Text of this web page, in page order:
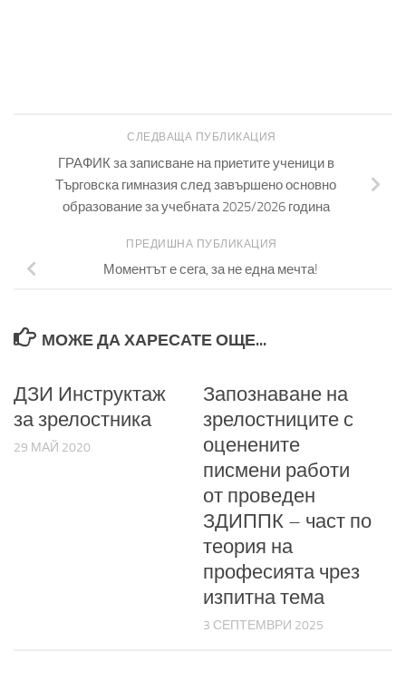
СЛЕДВАЩА ПУБЛИКАЦИЯ
ГРАФИК за записване на приетите ученици в
Търговска гимназия след завършено основно
образование за учебната 2025/2026 година
ПРЕДИШНА ПУБЛИКАЦИЯ
Моментът е сега, за не една мечта!
МОЖЕ ДА ХАРЕСАТЕ ОЩЕ...
ДЗИ Инструктаж
за зрелостника
29 МАЙ 2020
Запознаване на
зрелостниците с
оценените
писмени работи
от проведен
ЗДИППК – част по
теория на
професията чрез
изпитна тема
3 СЕПТЕМВРИ 2025